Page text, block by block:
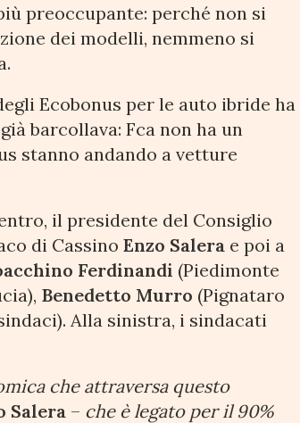
preoccupante: perché non si
dei modelli, nemmeno si
Ecobonus per le auto ibride ha
barcollava: Fca non ha un
stanno andando a vetture
il presidente del Consiglio
di CassinoEnzo Salera e poi a
Ferdinandi (Piedimonte
Benedetto Murro (Pignataro
Alla sinistra, i sindacati
che attraversa questo
Salera – che è legato per il 90%